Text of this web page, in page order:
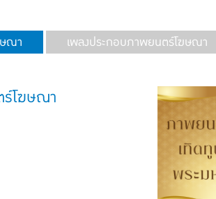
ณา เพลงประกอบภาพยนตร์โฆษณา
โฆษณา